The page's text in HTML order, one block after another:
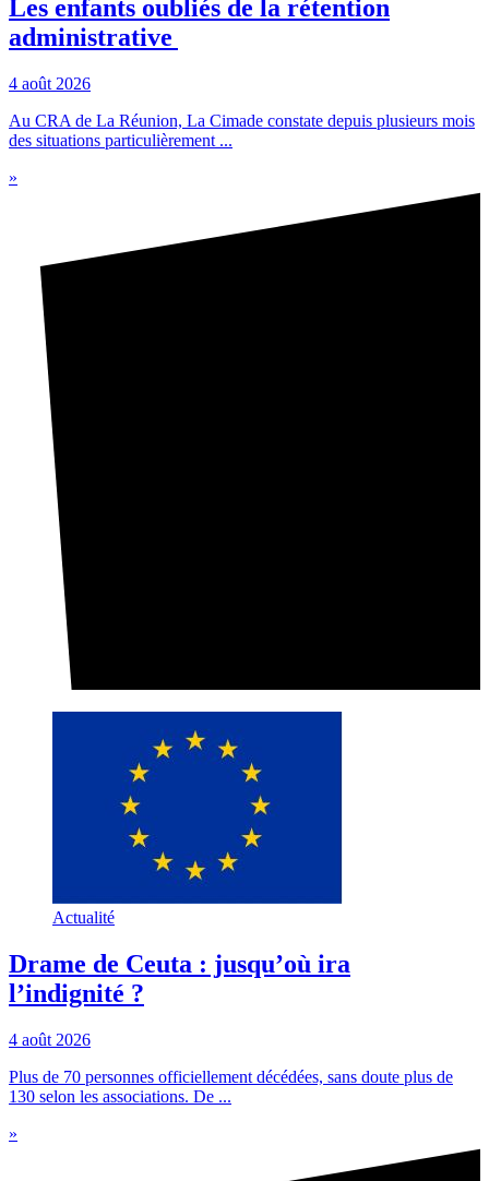
Les enfants oubliés de la rétention
administrative
4 août 2026
Au CRA de La Réunion, La Cimade constate depuis plusieurs mois
des situations particulièrement ...
»
Actualité
Drame de Ceuta : jusqu’où ira
l’indignité ?
4 août 2026
Plus de 70 personnes officiellement décédées, sans doute plus de
130 selon les associations. De ...
»